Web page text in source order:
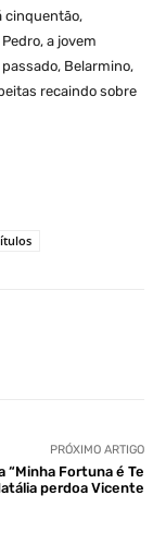
cinquentão,
a jovem
Belarmino,
recaindo sobre
PRÓXIMO ARTIGO
“Minha Fortuna é Te
perdoa Vicente